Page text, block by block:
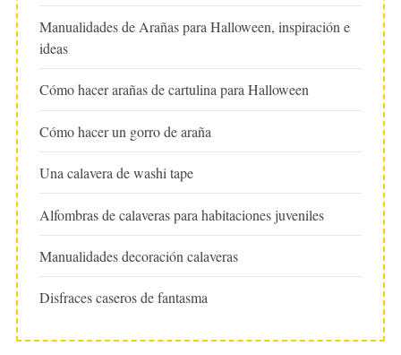
Manualidades de Arañas para Halloween, inspiración e
ideas
Cómo hacer arañas de cartulina para Halloween
Cómo hacer un gorro de araña
Una calavera de washi tape
Alfombras de calaveras para habitaciones juveniles
Manualidades decoración calaveras
Disfraces caseros de fantasma